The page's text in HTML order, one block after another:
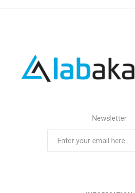
Newsletter